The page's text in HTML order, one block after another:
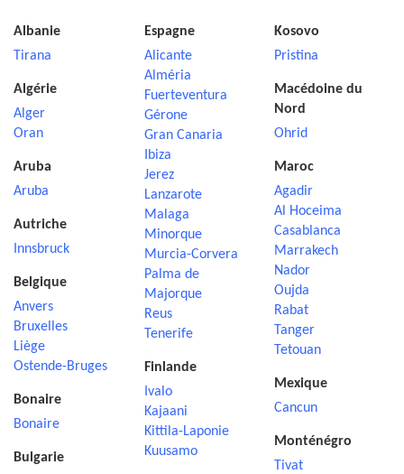
Albanie
Tirana
Algérie
Alger
Oran
Aruba
Aruba
Autriche
Innsbruck
Belgique
Anvers
Bruxelles
Liège
Ostende-Bruges
Bonaire
Bonaire
Bulgarie
Espagne
Alicante
Alméria
Fuerteventura
Gérone
Gran Canaria
Ibiza
Jerez
Lanzarote
Malaga
Minorque
Murcia-Corvera
Palma de
Majorque
Reus
Tenerife
Finlande
Ivalo
Kajaani
Kittila-Laponie
Kuusamo
Kosovo
Pristina
Macédoine du
Nord
Ohrid
Maroc
Agadir
Al Hoceima
Casablanca
Marrakech
Nador
Oujda
Rabat
Tanger
Tetouan
Mexique
Cancun
Monténégro
Tivat